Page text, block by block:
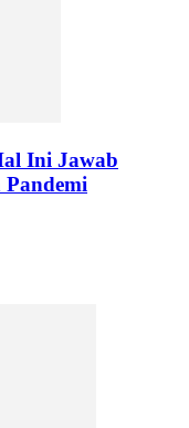
Ini Jawab